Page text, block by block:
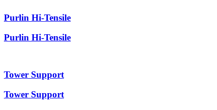
Purlin Hi-Tensile
Purlin Hi-Tensile
Tower Support
Tower Support